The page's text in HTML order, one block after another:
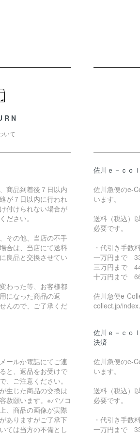
いて
商品到着後７日以内
が７日以内に行われ
付けられない場合が
ださい。
その他、当店の不手
合は、当店にて送料
良品と交換させてい
わった等、お客様都
になった商品の返
んので、ご了承くだ
ールか電話にてご連
と、返品をお受けで
、ご注意ください。
生じた商品の交換は
赦願います。※パソコ
、商品の画像が実際
ありますがご了承下
ては当方の不備とし
佐川ｅ－ｃｏ
佐川急便のe-
います。
送料（税込）
必要です。
・代引き手数
一万円まで
三万円まで
十万円まで
佐川急便e-
collect.jp/
佐川ｅ－ｃｏ
決済
佐川急便のe-
います。
送料（税込）
必要です。
・代引き手数
一万円まで